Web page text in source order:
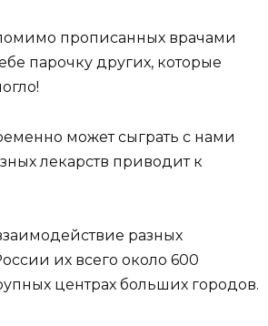
прописанных врачами
парочку других, которые
может сыграть с нами
лекарств приводит к
разных
их всего около 600
центрах больших городов.